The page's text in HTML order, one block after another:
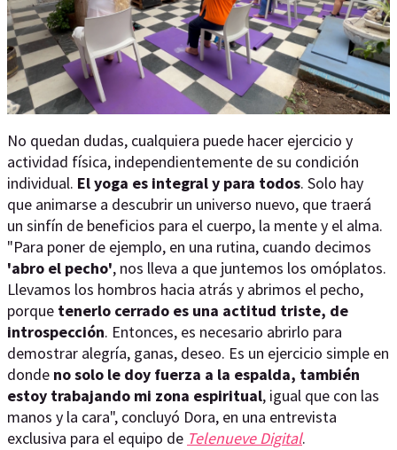
No quedan dudas, cualquiera puede hacer ejercicio y
actividad física, independientemente de su condición
individual. El yoga es integral y para todos. Solo hay
que animarse a descubrir un universo nuevo, que traerá
un sinfín de beneficios para el cuerpo, la mente y el alma.
"Para poner de ejemplo, en una rutina, cuando decimos
'abro el pecho', nos lleva a que juntemos los omóplatos.
Llevamos los hombros hacia atrás y abrimos el pecho,
porque tenerlo cerrado es una actitud triste, de
introspección. Entonces, es necesario abrirlo para
demostrar alegría, ganas, deseo. Es un ejercicio simple en
donde no solo le doy fuerza a la espalda, también
estoy trabajando mi zona espiritual, igual que con las
manos y la cara", concluyó Dora, en una entrevista
exclusiva para el equipo de Telenueve Digital.